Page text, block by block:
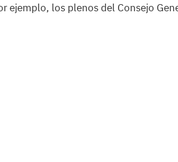
ejemplo, los plenos del Consejo